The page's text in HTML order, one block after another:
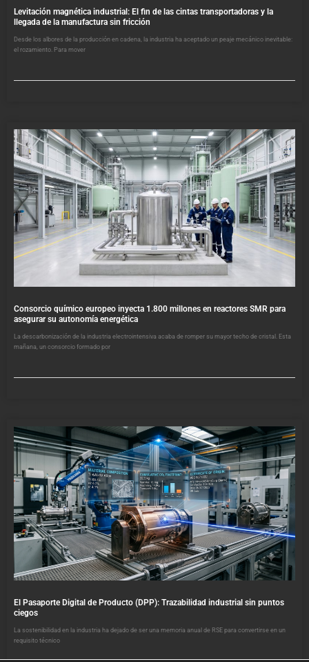
Levitación magnética industrial: El fin de las cintas transportadoras y la
llegada de la manufactura sin fricción
Desde los albores de la producción en cadena, la industria ha aceptado un peaje mecánico inevitable:
el rozamiento. Para mover
Consorcio químico europeo inyecta 1.800 millones en reactores SMR para
asegurar su autonomía energética
La descarbonización de la industria electrointensiva acaba de romper su mayor techo de cristal. Esta
mañana, un consorcio formado por
El Pasaporte Digital de Producto (DPP): Trazabilidad industrial sin puntos
ciegos
La sostenibilidad en la industria ha dejado de ser una memoria anual de RSE para convertirse en un
requisito técnico